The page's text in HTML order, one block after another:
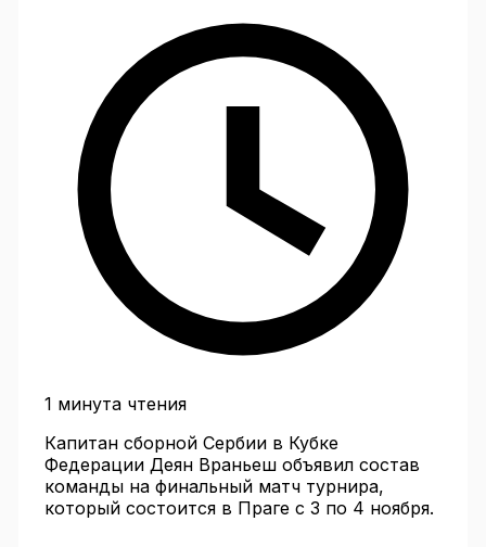
1 минута чтения
Капитан сборной Сербии в Кубке
Федерации Деян Враньеш объявил состав
команды на финальный матч турнира,
который состоится в Праге с 3 по 4 ноября.